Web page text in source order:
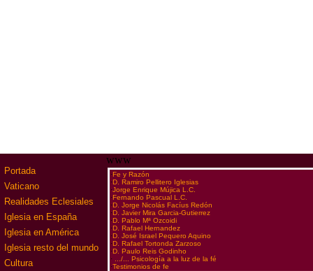
Portada
Vaticano
Realidades Eclesiales
Iglesia en España
Iglesia en América
Iglesia resto del mundo
Cultura
www
·Fe y Razón
·D. Ramiro Pellitero Iglesias
·Jorge Enrique Mújica L.C.
·Fernando Pascual L.C.
·D. Jorge Nicolás Facíus Redón
·D. Javier Mira Garcia-Gutierrez
·D. Pablo Mª Ozcoidi
·D. Rafael Hernandez
·D. José Israel Pequero Aquino
·D. Rafael Tortonda Zarzoso
·D. Paulo Reis Godinho
· .../... Psicología a la luz de la fé
·Testimonios de fe